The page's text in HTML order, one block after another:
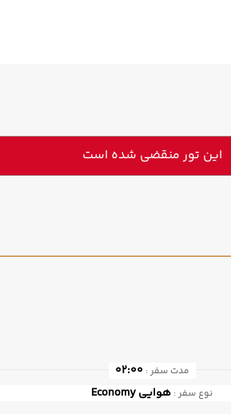
این تور منقضی شده است
مدت سفر :02:00
نوع سفر : هوایی